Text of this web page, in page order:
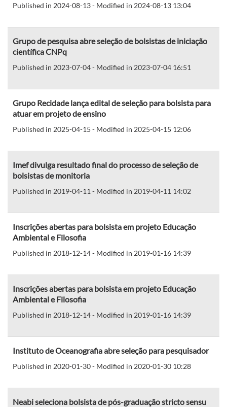
Published in 2024-08-13 - Modified in 2024-08-13 13:04
Grupo de pesquisa abre seleção de bolsistas de iniciação
científica CNPq
Published in 2023-07-04 - Modified in 2023-07-04 16:51
Grupo Recidade lança edital de seleção para bolsista para
atuar em projeto de ensino
Published in 2025-04-15 - Modified in 2025-04-15 12:06
Imef divulga resultado final do processo de seleção de
bolsistas de monitoria
Published in 2019-04-11 - Modified in 2019-04-11 14:02
Inscrições abertas para bolsista em projeto Educação
Ambiental e Filosofia
Published in 2018-12-14 - Modified in 2019-01-16 14:39
Inscrições abertas para bolsista em projeto Educação
Ambiental e Filosofia
Published in 2018-12-14 - Modified in 2019-01-16 14:39
Instituto de Oceanografia abre seleção para pesquisador
Published in 2020-01-30 - Modified in 2020-01-30 10:28
Neabi seleciona bolsista de pós-graduação stricto sensu